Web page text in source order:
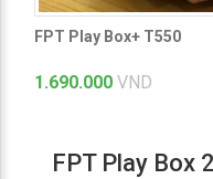
FPT Play Box+ T550
1.690.000 VND
FPT Play Box